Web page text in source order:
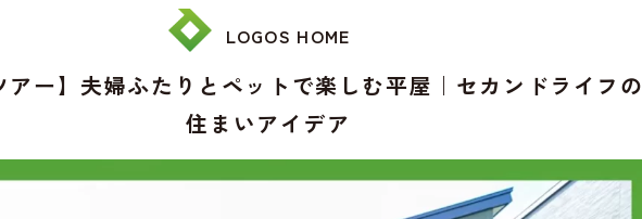
LOGOS HOME
アー】夫婦ふたりとペットで楽しむ平屋｜セカンドライフの
住まいアイデア